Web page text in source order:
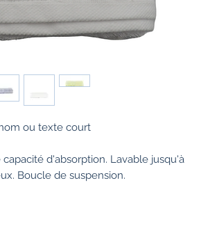
ou texte court
capacité d'absorption. Lavable jusqu'à
Boucle de suspension.